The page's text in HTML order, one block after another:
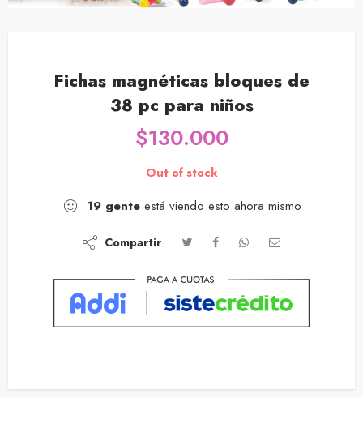
Fichas magnéticas bloques de
38 pc para niños
$130.000
Out of stock
19 genteestá viendo esto ahora mismo
Compartir